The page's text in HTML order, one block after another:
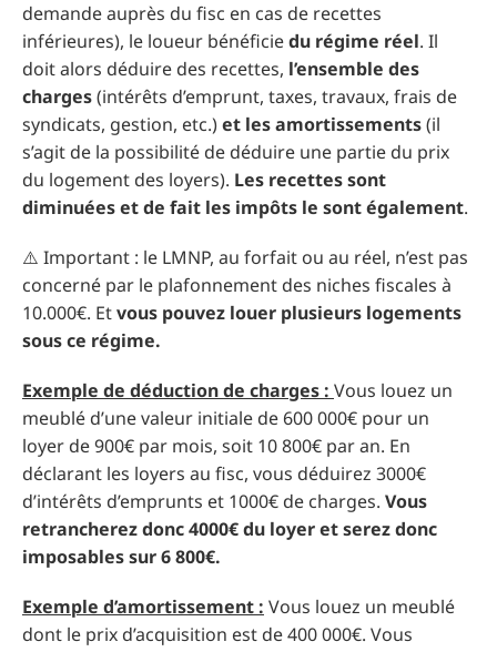
demande auprès du fisc en cas de recettes
inférieures), le loueur bénéficiedu régime réel. Il
doit alors déduire des recettes, l’ensemble des
charges(intérêts d’emprunt, taxes, travaux, frais de
syndicats, gestion, etc.)et les amortissements(il
s’agit de la possibilité de déduire une partie du prix
du logement des loyers). Les recettes sont
diminuées et de fait les impôts le sont également.
⚠️ Important : le LMNP, au forfait ou au réel, n’est pas
concerné par le plafonnement des niches fiscales à
10.000€. Etvous pouvez louer plusieurs logements
sous ce régime.
Exemple de déduction de charges : Vous louez un
meublé d’une valeur initiale de 600 000€ pour un
loyer de 900€ par mois, soit 10 800€ par an. En
déclarant les loyers au fisc, vous déduirez 3000€
d’intérêts d’emprunts et 1000€ de charges. Vous
retrancherez donc 4000€ du loyer et serez donc
imposables sur 6 800€.
Exemple d’amortissement : Vous louez un meublé
dont le prix d’acquisition est de 400 000€. Vous